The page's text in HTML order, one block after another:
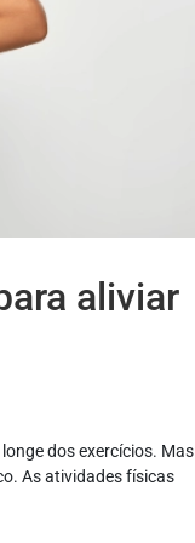
aliviar
dos exercícios. Mas
As atividades físicas